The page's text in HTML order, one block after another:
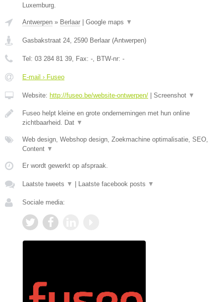
Luxemburg.
Antwerpen » Berlaar Google maps ▼
Gasbakstraat 24 2590 Berlaar (Antwerpen)
Tel: 03 284 81 39 , Fax: - , BTW-nr: -
E-mail › Fuseo
Website: http://fuseo.be/website-ontwerpen/ Screenshot ▼
Fuseo helpt kleine en grote ondernemingen met hun online
zichtbaarheid. Dat ▼
Web design, Webshop design, Zoekmachine optimalisatie, SEO,
Content ▼
Er wordt gewerkt op afspraak.
Laatste tweets ▼ Laatste facebook posts ▼
Sociale media: